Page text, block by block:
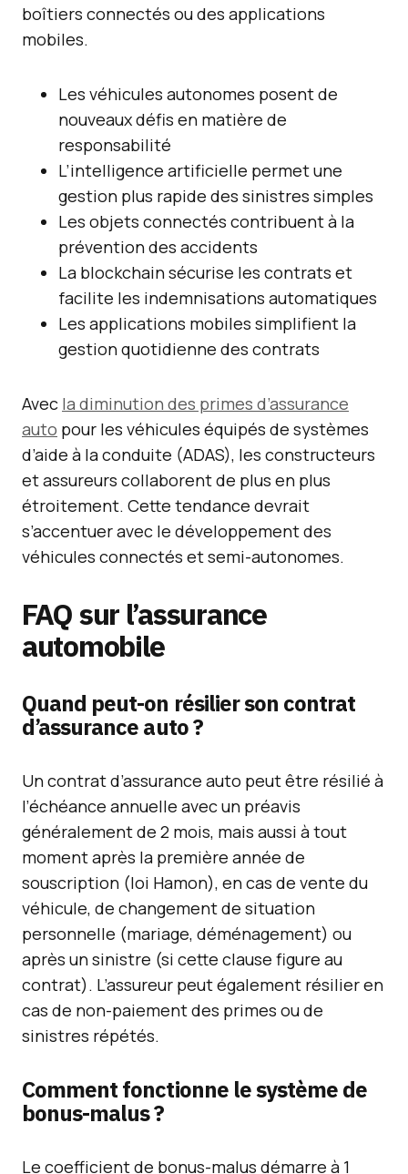
boîtiers connectés ou des applications
mobiles.
Les véhicules autonomes posent de
nouveaux défis en matière de
responsabilité
L’intelligence artificielle permet une
gestion plus rapide des sinistres simples
Les objets connectés contribuent à la
prévention des accidents
La blockchain sécurise les contrats et
facilite les indemnisations automatiques
Les applications mobiles simplifient la
gestion quotidienne des contrats
Avec la diminution des primes d’assurance
auto pour les véhicules équipés de systèmes
d’aide à la conduite (ADAS), les constructeurs
et assureurs collaborent de plus en plus
étroitement. Cette tendance devrait
s’accentuer avec le développement des
véhicules connectés et semi-autonomes.
FAQ sur l’assurance
automobile
Quand peut-on résilier son contrat
d’assurance auto ?
Un contrat d’assurance auto peut être résilié à
l’échéance annuelle avec un préavis
généralement de 2 mois, mais aussi à tout
moment après la première année de
souscription (loi Hamon), en cas de vente du
véhicule, de changement de situation
personnelle (mariage, déménagement) ou
après un sinistre (si cette clause figure au
contrat). L’assureur peut également résilier en
cas de non-paiement des primes ou de
sinistres répétés.
Comment fonctionne le système de
bonus-malus ?
Le coefficient de bonus-malus démarre à 1